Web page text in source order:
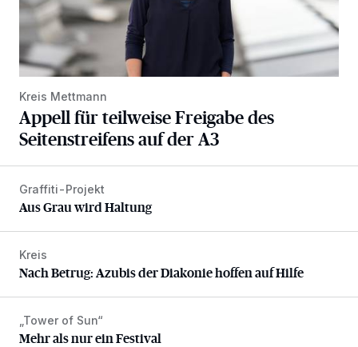
Kreis Mettmann
Appell für teilweise Freigabe des
Seitenstreifens auf der A3
Aus Grau wird Haltung
Graffiti-Projekt
Aus Grau wird Haltung
Nach Betrug: Azubis der Diakonie hoffen auf Hilfe
Kreis
Nach Betrug: Azubis der Diakonie hoffen auf Hilfe
Mehr als nur ein Festival
„Tower of Sun“
Mehr als nur ein Festival